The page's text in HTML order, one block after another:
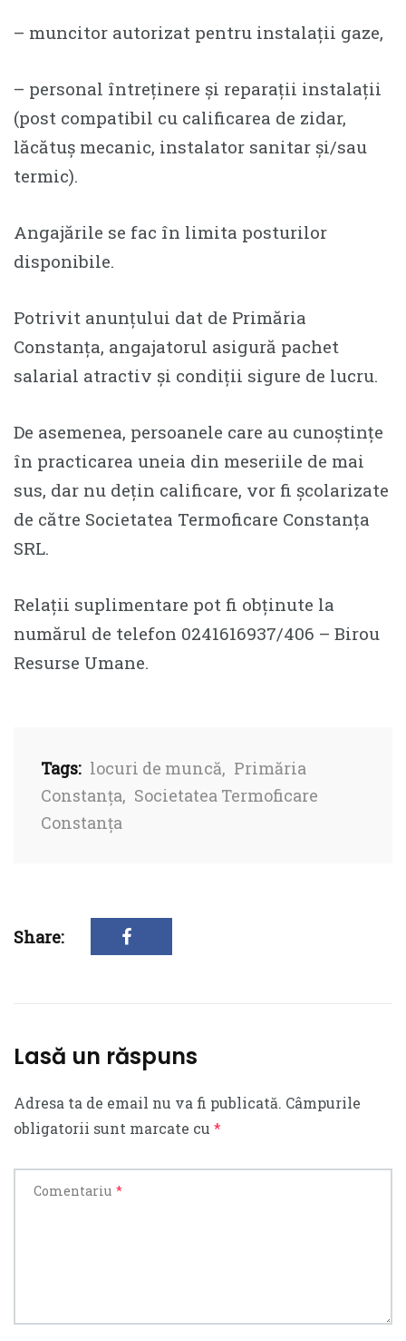
– muncitor autorizat pentru instalații gaze,
– personal întreținere și reparații instalații
(post compatibil cu calificarea de zidar,
lăcătuș mecanic, instalator sanitar și/sau
termic).
Angajările se fac în limita posturilor
disponibile.
Potrivit anunțului dat de Primăria
Constanța, angajatorul asigură pachet
salarial atractiv și condiții sigure de lucru.
De asemenea, persoanele care au cunoștințe
în practicarea uneia din meseriile de mai
sus, dar nu dețin calificare, vor fi școlarizate
de către Societatea Termoficare Constanța
SRL.
Relații suplimentare pot fi obținute la
numărul de telefon 0241616937/406 – Birou
Resurse Umane.
Tags: locuri de muncă, Primăria
Constanța, Societatea Termoficare
Constanța
Share:
Lasă un răspuns
Adresa ta de email nu va fi publicată. Câmpurile
obligatorii sunt marcate cu *
Comentariu *